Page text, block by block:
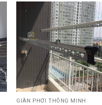
GIÀN PHƠI THÔNG MINH